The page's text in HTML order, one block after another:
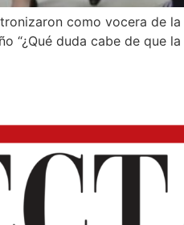
como vocera de
duda cabe de que la